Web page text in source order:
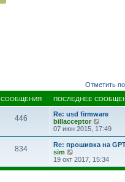
Отметить
СООБЩЕНИЯ ПОСЛЕДНЕЕ
446
Re: usd firmware
billacceptor
е
р
е
т
к
07 июн 2015, 17:49
834
Re: прошивка на
sim
е
р
19 окт 2017, 15:34